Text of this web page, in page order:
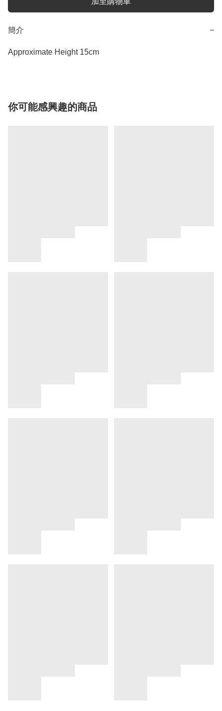
簡介 −
Approximate Height 15cm
你可能感興趣的商品